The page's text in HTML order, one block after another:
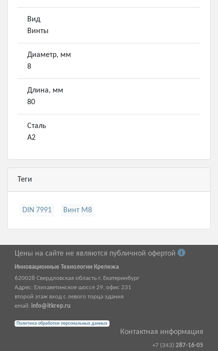
Вид
Винты
Диаметр, мм
8
Длина, мм
80
Сталь
А2
Теги
DIN 7991 Винт М8
Цены на сайте не являются публичной офертой
Инновационные Технологии Крепежа
620028 Свердловская область г. Екатеринбург
Адрес: Елизаветинское шоссе 29, офис 231
второй этаж вход с левого торца здания
email: info@itkrep.ru
Политика обработки персональных данных
Контактная информация
+7 (343) 287-16-05